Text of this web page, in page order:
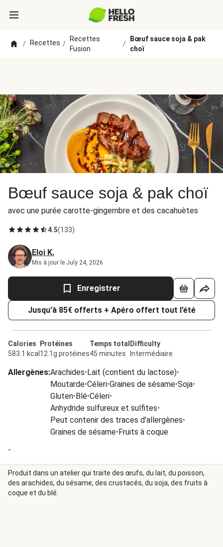
/ Recettes /
Recettes
Fusion
/
Bœuf sauce soja & pak
choï
Bœuf sauce soja & pak choï
avec une purée carotte-gingembre et des cacahuètes
4.5(133)
Eloi K.
Mis à jour le July 24, 2026
Enregistrer
Jusqu'à 85€ offerts + Apéro offert tout l’été
Calories
583.1 kcal
Protéines
12.1g protéines
Temps total
45 minutes
Difficulty
Intermédiaire
Allergènes:Arachides•Lait (contient du lactose)•
Moutarde•Céleri•Graines de sésame•Soja•
Gluten•Blé•Céleri•
Anhydride sulfureux et sulfites•
Peut contenir des traces d'allergènes•
Graines de sésame•Fruits à coque
-
Produit dans un atelier qui traite des œufs, du lait, du poisson,
des arachides, du sésame, des crustacés, du soja, des fruits à
coque et du blé.